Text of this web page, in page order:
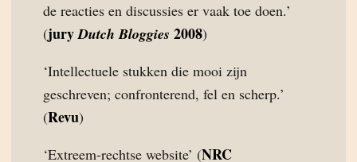
de reacties en discussies er vaak toe doen.’
(juryDutch Bloggies 2008)
‘Intellectuele stukken die mooi zijn
geschreven; confronterend, fel en scherp.’
(Revu)
‘Extreem-rechtse website’ (NRC